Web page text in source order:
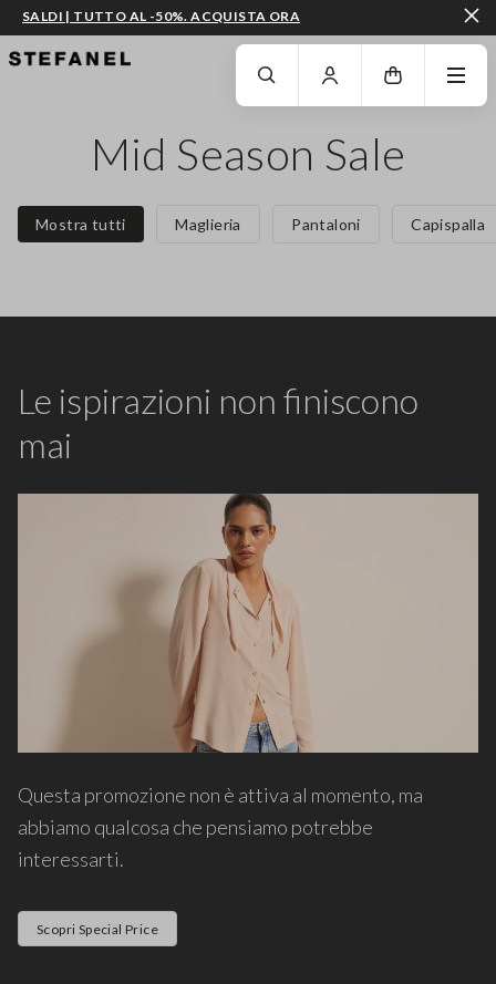
VAI AL CONTENUTO PRINCIPALE SCENDI AL FONDO DELLA PAGINA
SALDI | TUTTO AL -50%. ACQUISTA ORA
Mid Season Sale
Mostra tutti Maglieria Pantaloni Capispalla
Le ispirazioni non finiscono
mai
Questa promozione non è attiva al momento, ma
abbiamo qualcosa che pensiamo potrebbe
interessarti.
Scopri Special Price